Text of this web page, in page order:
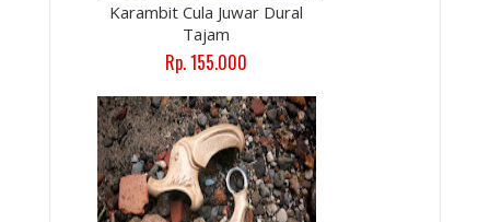
Karambit Cula Juwar Dural
Tajam
Rp. 155.000